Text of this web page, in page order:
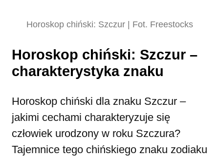
Horoskop chiński: Szczur | Fot. Freestocks
Horoskop chiński: Szczur –
charakterystyka znaku
Horoskop chiński dla znaku Szczur –
jakimi cechami charakteryzuje się
człowiek urodzony w roku Szczura?
Tajemnice tego chińskiego znaku zodiaku